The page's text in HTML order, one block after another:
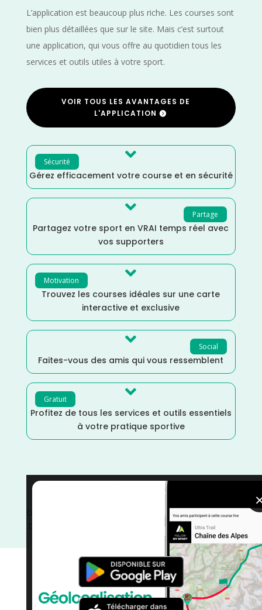
L’application est beaucoup plus riche. Les courses sont
bien plus détaillées que sur le site. Mais c’est surtout
une application, qui vous offre au quotidien tous les
services et outils utiles à votre sport.
VOIR TOUS LES AVANTAGES DE
L'APPLICATION
Sécurité 
Gérez efficacement votre course et en sécurité
Partage

Partagez votre sport en VRAI temps réel avec
vos supporters
Motivation 
Trouvez les courses idéales sur une carte
interactive et exclusive
Social

Faites-vous des amis qui vous ressemblent
Gratuit 
Profitez de tous les services et outils essentiels
à votre pratique sportive
Distance Marathon
/Distance 100M/
Distance 100k
/ Dénivelé Faible
Auvergne Rhône Alpes